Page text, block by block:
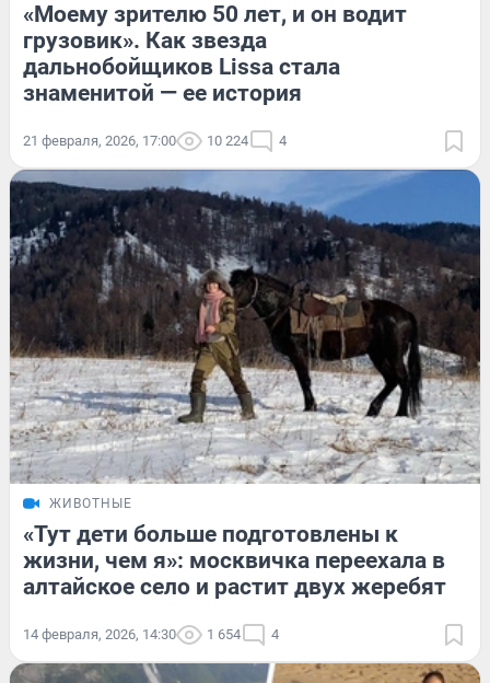
«Моему зрителю 50 лет, и он водит
грузовик». Как звезда
дальнобойщиков Lissa стала
знаменитой — ее история
21 февраля, 2026, 17:00 10 224 4
ЖИВОТНЫЕ
«Тут дети больше подготовлены к
жизни, чем я»: москвичка переехала в
алтайское село и растит двух жеребят
14 февраля, 2026, 14:30 1 654 4